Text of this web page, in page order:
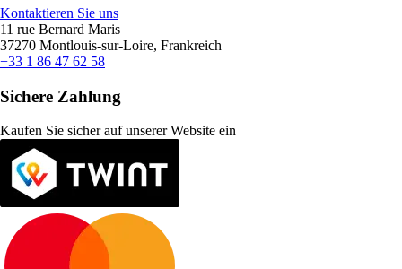
Kontaktieren Sie uns
11 rue Bernard Maris
37270 Montlouis-sur-Loire, Frankreich
+33 1 86 47 62 58
Sichere Zahlung
Kaufen Sie sicher auf unserer Website ein